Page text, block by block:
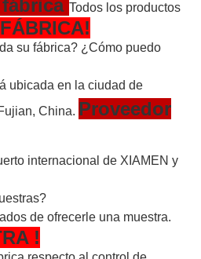
Todos los productos
su fábrica? ¿Cómo puedo
ubicada en la ciudad de
China. Proveedor
internacional de XIAMEN y
de ofrecerle una muestra.
!